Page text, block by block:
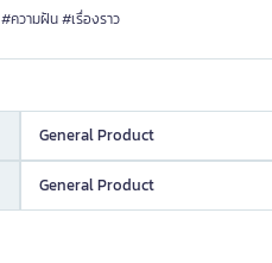
วามฝัน #เรื่องราว
General Product
General Product